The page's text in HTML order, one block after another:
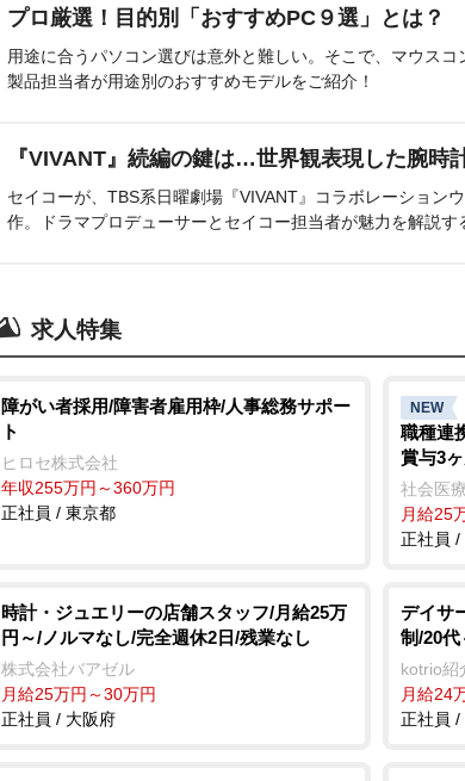
プロ厳選！目的別「おすすめPC９選」とは？
用途に合うパソコン選びは意外と難しい。そこで、マウスコ
製品担当者が用途別のおすすめモデルをご紹介！
『VIVANT』続編の鍵は…世界観表現した腕時
セイコーが、TBS系日曜劇場『VIVANT』コラボレーション
作。ドラマプロデューサーとセイコー担当者が魅力を解説す
求人特集
障がい者採用/障害者雇用枠/人事総務サポー
ト
ヒロセ株式会社
年収255万円～360万円
正社員 / 東京都
NEW
職種連
賞与3ヶ
社会医
月給25
正社員 /
時計・ジュエリーの店舗スタッフ/月給25万
円～/ノルマなし/完全週休2日/残業なし
株式会社バアゼル
月給25万円～30万円
正社員 / 大阪府
デイサ
制/20代
kotrio紹
月給24
正社員 /